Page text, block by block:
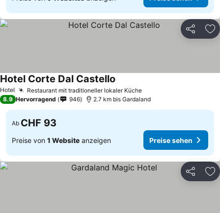
Teilen
Hotel Restaurant mit traditioneller lokaler Küche
Hotel Corte Dal Castello
8.9 Hervorragend 946 2.7 km bis Gardaland
Ab CHF 93
Preise von 1 Website anzeigen Preise sehen
Teilen